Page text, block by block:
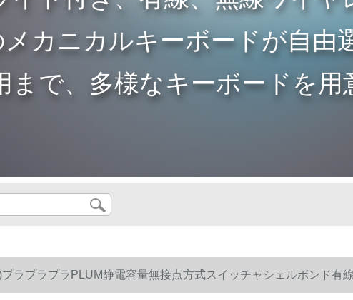
カニカルキーボードが自由
で、多様なキーボードを用
ラプラプラPLUM静電容量無接点方式スイッチャシェルボンド有